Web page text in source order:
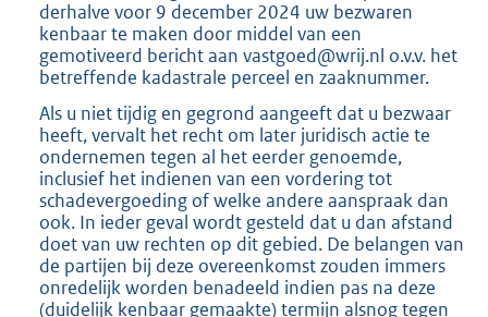
derhalve voor 9 december 2024 uw bezwaren
kenbaar te maken door middel van een
gemotiveerd bericht aan vastgoed@wrij.nl o.v.v. het
betreffende kadastrale perceel en zaaknummer.
Als u niet tijdig en gegrond aangeeft dat u bezwaar
heeft, vervalt het recht om later juridisch actie te
ondernemen tegen al het eerder genoemde,
inclusief het indienen van een vordering tot
schadevergoeding of welke andere aanspraak dan
ook. In ieder geval wordt gesteld dat u dan afstand
doet van uw rechten op dit gebied. De belangen van
de partijen bij deze overeenkomst zouden immers
onredelijk worden benadeeld indien pas na deze
(duidelijk kenbaar gemaakte) termijn alsnog tegen